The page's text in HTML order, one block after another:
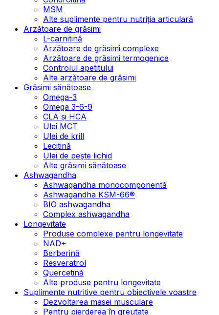
MSM
Alte suplimente pentru nutriția articulară
Arzătoare de grăsimi
L-carnitină
Arzătoare de grăsimi complexe
Arzătoare de grăsimi termogenice
Controlul apetitului
Alte arzătoare de grăsimi
Grăsimi sănătoase
Omega-3
Omega 3-6-9
CLA şi HCA
Ulei MCT
Ulei de krill
Lecitină
Ulei de pește lichid
Alte grăsimi sănătoase
Ashwagandha
Ashwagandha monocomponentă
Ashwagandha KSM-66®
BIO ashwagandha
Complex ashwagandha
Longevitate
Produse complexe pentru longevitate
NAD+
Berberină
Resveratrol
Quercetină
Alte produse pentru longevitate
Suplimente nutritive pentru obiectivele voastre
Dezvoltarea masei musculare
Pentru pierderea în greutate